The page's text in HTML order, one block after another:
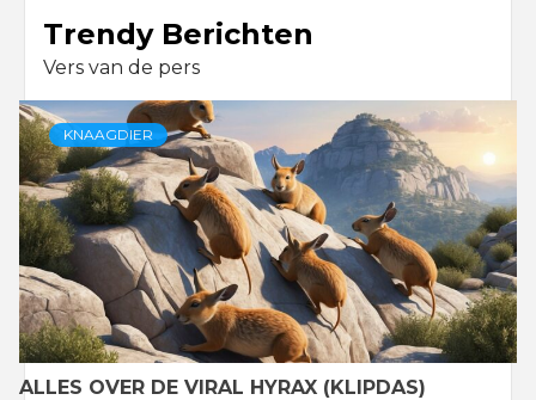
Trendy Berichten
Vers van de pers
KNAAGDIER
ALLES OVER DE VIRAL HYRAX (KLIPDAS)